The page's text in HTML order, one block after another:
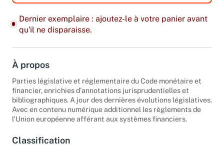
Dernier exemplaire : ajoutez-le à votre panier avant
qu'il ne disparaisse.
À propos
Parties législative et réglementaire du Code monétaire et
financier, enrichies d'annotations jurisprudentielles et
bibliographiques. A jour des dernières évolutions législatives.
Avec en contenu numérique additionnel les règlements de
l'Union européenne afférant aux systèmes financiers.
Classification